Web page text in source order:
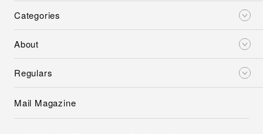
Categories
About
Regulars
Mail Magazine